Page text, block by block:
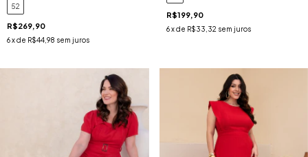
52
R$269,90
6x de R$44,98 sem juros
R$199,90
6 x de R$33,32 sem juros